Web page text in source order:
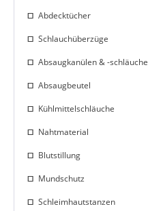
Abdecktücher
Schlauchüberzüge
Absaugkanülen & -schläuche
Absaugbeutel
Kühlmittelschläuche
Nahtmaterial
Blutstillung
Mundschutz
Schleimhautstanzen